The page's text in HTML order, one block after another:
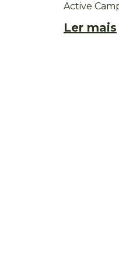
Active
Ler mais